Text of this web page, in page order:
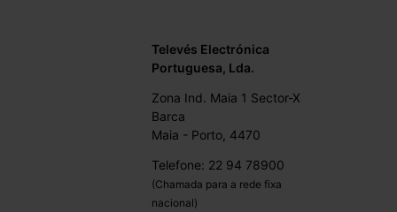
Televés Electrónica
Portuguesa, Lda.
Zona Ind. Maia 1 Sector-X
Barca
Maia - Porto, 4470
Telefone: 22 94 78900
(Chamada para a rede fixa
nacional)